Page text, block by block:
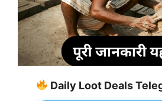
Daily Loot Deals